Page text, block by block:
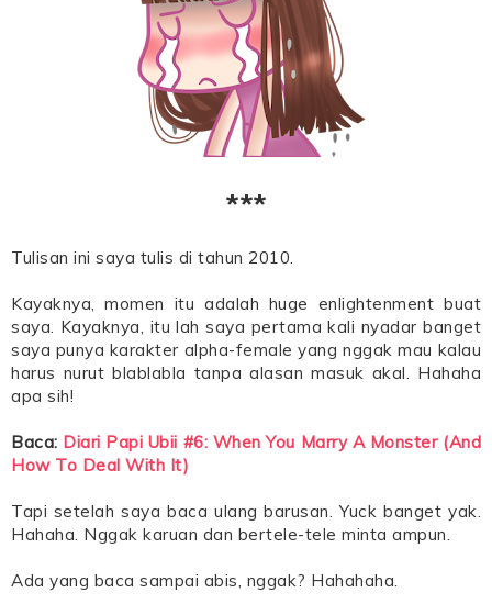
***
Tulisan ini saya tulis di tahun 2010.
Kayaknya, momen itu adalah huge enlightenment buat
saya. Kayaknya, itu lah saya pertama kali nyadar banget
saya punya karakter alpha-female yang nggak mau kalau
harus nurut blablabla tanpa alasan masuk akal. Hahaha
apa sih!
Baca: Diari Papi Ubii #6: When You Marry A Monster (And
How To Deal With It)
Tapi setelah saya baca ulang barusan. Yuck banget yak.
Hahaha. Nggak karuan dan bertele-tele minta ampun.
Ada yang baca sampai abis, nggak? Hahahaha.